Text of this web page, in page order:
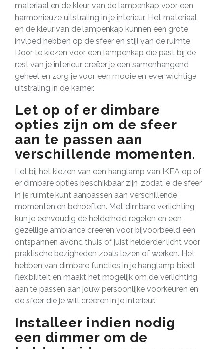
materiaal en de kleur van de lampenkap voor een
harmonieuze uitstraling in je interieur. Het materiaal
en de kleur van de lampenkap kunnen een grote
invloed hebben op de sfeer en stijl van de ruimte.
Door te kiezen voor een lampenkap die past bij de
rest van je interieur, creëer je een samenhangend
geheel en zorg je voor een mooie en evenwichtige
uitstraling in de kamer.
Let op of er dimbare
opties zijn om de sfeer
aan te passen aan
verschillende momenten.
Let bij het kiezen van een hanglamp van IKEA op of
er dimbare opties beschikbaar zijn, zodat je de sfeer
in je ruimte kunt aanpassen aan verschillende
momenten en behoeften. Met dimbare verlichting
kun je eenvoudig de helderheid regelen en een
gezellige ambiance creëren voor bijvoorbeeld een
ontspannen avond thuis of juist helderder licht voor
praktische bezigheden zoals lezen of werken. Het
hebben van dimbare functies in je hanglamp biedt
flexibiliteit en maakt het mogelijk om de verlichting
aan te passen aan jouw persoonlijke voorkeuren en
de sfeer die je wilt creëren in je interieur.
Installeer indien nodig
een dimmer om de